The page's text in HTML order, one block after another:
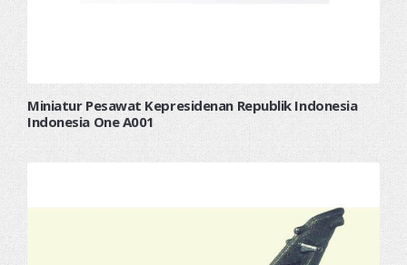
Miniatur Pesawat Kepresidenan Republik Indonesia
Indonesia One A001